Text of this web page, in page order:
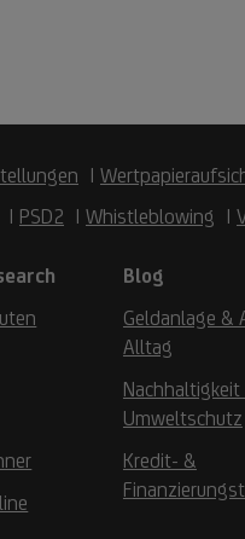
PSD2 Whistleblowing
Blog
Geldanlage &
Alltag
Nachhaltigkeit
Umweltschutz
Kredit- &